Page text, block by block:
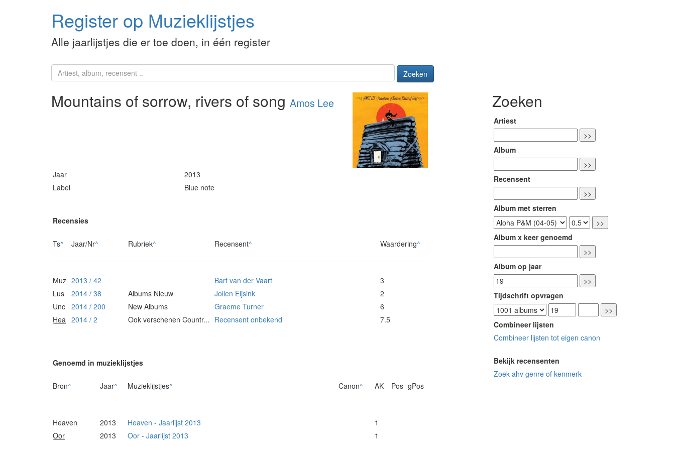
Register op Muzieklijstjes
Alle jaarlijstjes die er toe doen, in één register
Zoeken
Mountains of sorrow, rivers of song Amos Lee
Jaar
2013
Label
Blue note
Recensies
Ts^ Jaar/Nr^ Rubriek^ Recensent^ Waardering^
Muz 2013 / 42 Bart van der Vaart
3
Lus
2014 / 38 Albums Nieuw Jolien Eijsink
2
Unc 2014 / 200 New Albums Graeme Turner
6
Hea 2014 / 2 Ook verschenen Countr... Recensent onbekend 7.5
Genoemd in muzieklijstjes
Bron^ Jaar^ Muzieklijstjes^ Canon^ AK Pos gPos
Heaven 2013 Heaven - Jaarlijst 2013
1
Oor
2013 Oor - Jaarlijst 2013 1
Zoeken
Artiest
Album
Recensent
Album met sterren
Album x keer genoemd
Album op jaar
Tijdschrift opvragen
Combineer lijsten
Combineer lijsten tot eigen canon
Bekijk recensenten
Zoek ahv genre of kenmerk